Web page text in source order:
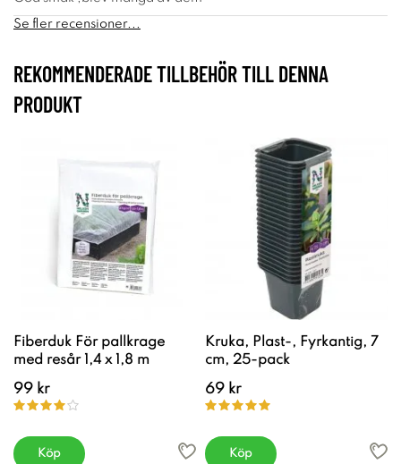
Se fler recensioner...
REKOMMENDERADE TILLBEHÖR TILL DENNA
PRODUKT
Fiberduk För pallkrage
med resår 1,4 x 1,8 m
99 kr
Köp
Kruka, Plast-, Fyrkantig, 7
cm, 25-pack
69 kr
Köp